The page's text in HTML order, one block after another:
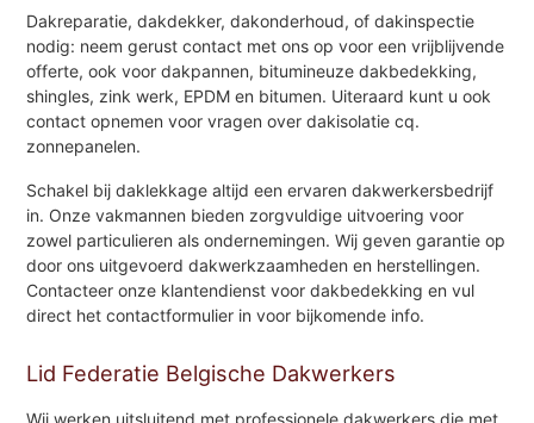
Dakreparatie, dakdekker, dakonderhoud, of dakinspectie
nodig: neem gerust contact met ons op voor een vrijblijvende
offerte, ook voor dakpannen, bitumineuze dakbedekking,
shingles, zink werk, EPDM en bitumen. Uiteraard kunt u ook
contact opnemen voor vragen over dakisolatie cq.
zonnepanelen.
Schakel bij daklekkage altijd een ervaren dakwerkersbedrijf
in. Onze vakmannen bieden zorgvuldige uitvoering voor
zowel particulieren als ondernemingen. Wij geven garantie op
door ons uitgevoerd dakwerkzaamheden en herstellingen.
Contacteer onze klantendienst voor dakbedekking en vul
direct het contactformulier in voor bijkomende info.
Lid Federatie Belgische Dakwerkers
Wij werken uitsluitend met professionele dakwerkers die met